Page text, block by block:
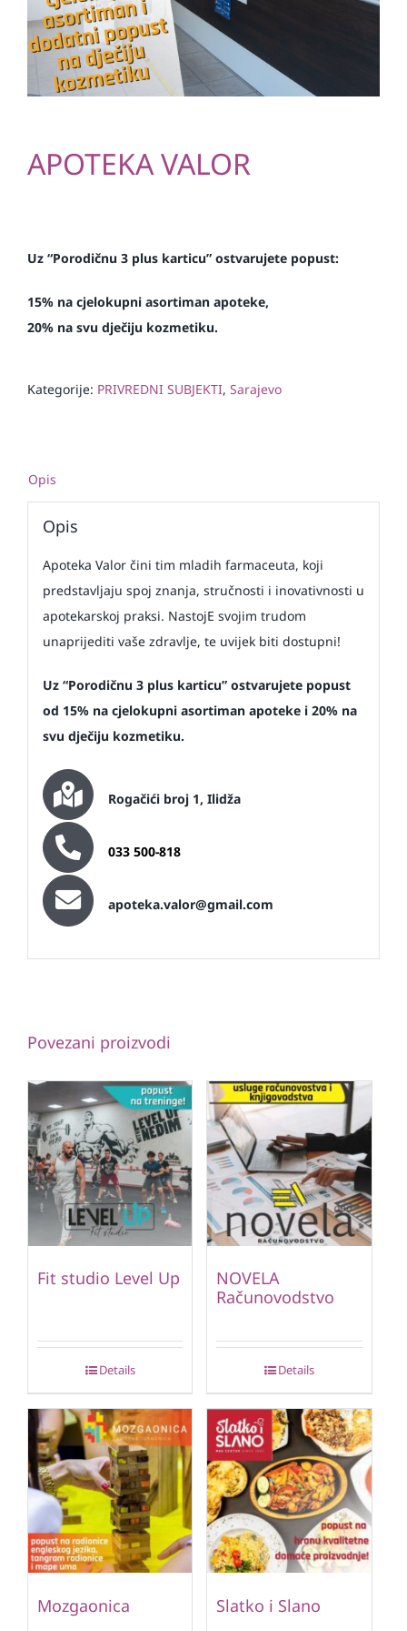
APOTEKA VALOR
Uz “Porodičnu 3 plus karticu” ostvarujete popust:
15% na cjelokupni asortiman apoteke,
20% na svu dječiju kozmetiku.
Kategorije: PRIVREDNI SUBJEKTI, Sarajevo
Opis
Opis
Apoteka Valor čini tim mladih farmaceuta, koji
predstavljaju spoj znanja, stručnosti i inovativnosti u
apotekarskoj praksi. NastojE svojim trudom
unaprijediti vaše zdravlje, te uvijek biti dostupni!
Uz “Porodičnu 3 plus karticu” ostvarujete popust
od 15% na cjelokupni asortiman apoteke i 20% na
svu dječiju kozmetiku.
Rogačići broj 1, Ilidža
033 500-818
apoteka.valor@gmail.com
Povezani proizvodi
Fit studio Level Up
Details
NOVELA
Računovodstvo
Details
Mozgaonica Slatko i Slano